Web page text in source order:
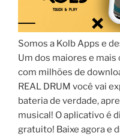
Somos a Kolb Apps e
Um dos maiores e
com milhões de
REAL DRUM você vai
bateria de verdade,
musical! O aplicativo é
gratuito! Baixe agora e